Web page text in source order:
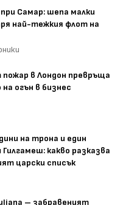
Самар: шепа малки
най-тежкия флот на
пожар в Лондон превръща
огън в бизнес
на трона и един
какво разказва
царски списък
– забравеният